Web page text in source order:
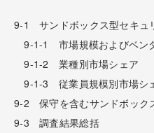
9-1 サンドボックス型セキュ
9-1-1 市場規模およびベン
9-1-2 業種別市場シェア
9-1-3 従業員規模別市場シ
9-2 保守を含むサンドボック
9-3 調査結果総括